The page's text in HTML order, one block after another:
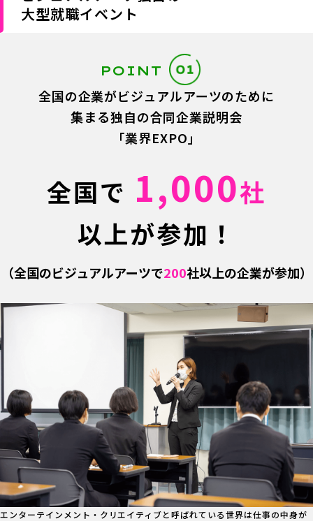
大型就職イベント
POINT
全国の企業がビジュアルアーツのために
集まる独自の合同企業説明会
「業界EXPO」
全国で 1,000社
以上が参加！
（全国のビジュアルアーツで200社以上の企業が参加）
エンターテインメント・クリエイティブと呼ばれている世界は仕事の中身が